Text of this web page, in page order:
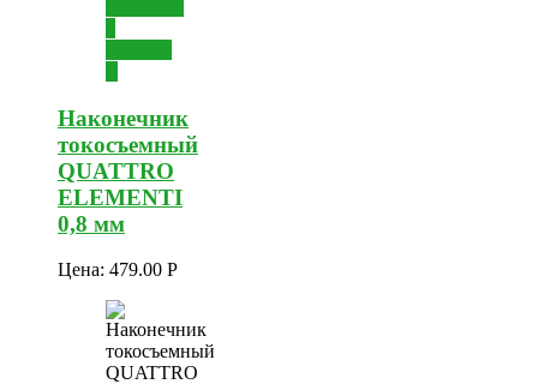
Наконечник
токосъемный
QUATTRO
ELEMENTI
0,8 мм
Цена: 479.00 Р